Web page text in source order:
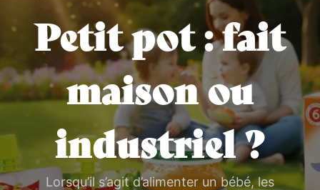
Petit pot : fait
maison ou
industriel ?
Lorsqu’il s’agit d’alimenter un bébé, les